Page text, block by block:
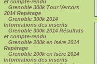
et compte-rendu
Grenoble 300k Tour Vercors
2014 Repérage
Grenoble 300k 2014
Informations des inscrits
Grenoble 300k 2014 Résultats
et compte-rendu
Grenoble 200k en Isère 2014
Repérage
Grenoble 200k en Isère 2014
Informations des inscrits